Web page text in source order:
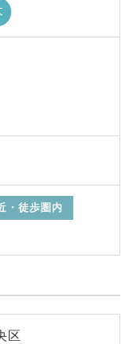
・徒歩圏内
区